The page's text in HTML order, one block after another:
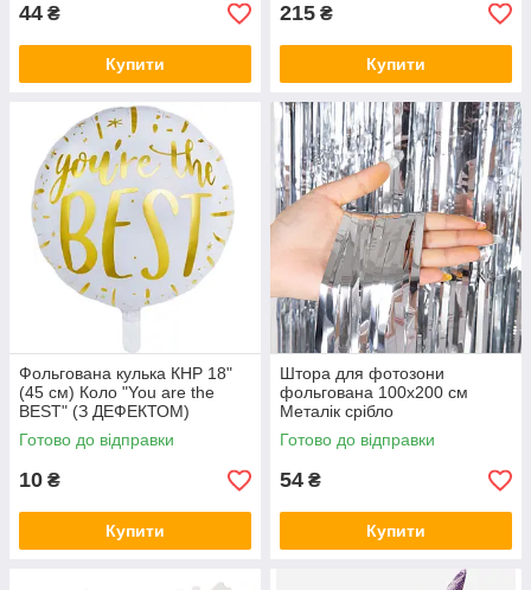
44 ₴
Купити
215 ₴
Купити
Фольгована кулька КНР 18"
(45 см) Коло "You are the
BEST" (З ДЕФЕКТОМ)
Готово до відправки
10 ₴
Купити
Штора для фотозони
фольгована 100х200 см
Металік срібло
Готово до відправки
54 ₴
Купити